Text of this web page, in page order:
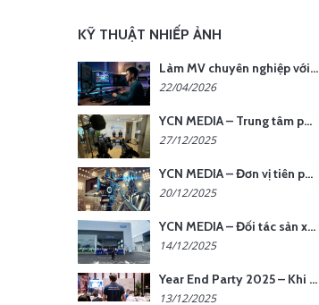
KỸ THUẬT NHIẾP ẢNH
Làm MV chuyên nghiệp với chi phí tối ưu: nên chọn quay thực tế hay video AI?
22/04/2026
YCN MEDIA – Trung tâm phụ kiện quay chụp tại Hà Nội
27/12/2025
YCN MEDIA – Đơn vị tiên phong sản xuất hình ảnh & âm thanh bằng AI tại Hà Nội
20/12/2025
YCN MEDIA – Đối tác sản xuất hình ảnh chuyên nghiệp cho doanh nghiệp tại Hà Nội
14/12/2025
Year End Party 2025 – Khi Khoảnh Khắc Trở Thành Dấu Ấn | Gói Ưu Đãi Tháng 12 Từ YCN Media
13/12/2025